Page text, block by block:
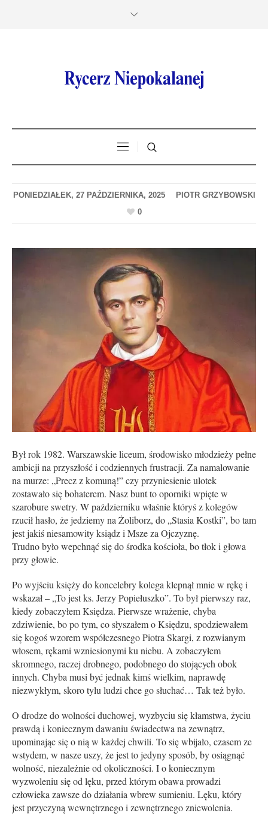
PONIEDZIAŁEK, 27 PAŹDZIERNIKA, 2025
0
Był rok 1982. Warszawskie liceum, środowisko młodzieży pełne
ambicji na przyszłość i codziennych frustracji. Za namalowanie
na murze: „Precz z komuną!” czy przyniesienie ulotek
zostawało się bohaterem. Nasz bunt to oporniki wpięte w
szarobure swetry. W październiku właśnie któryś z kolegów
rzucił hasło, że jedziemy na Żoliborz, do „Stasia Kostki”, bo tam
jest jakiś niesamowity ksiądz i Msze za Ojczyznę.
Trudno było wepchnąć się do środka kościoła, bo tłok i głowa
przy głowie.
Po wyjściu księży do koncelebry kolega klepnął mnie w rękę i
wskazał – „To jest ks. Jerzy Popiełuszko”. To był pierwszy raz,
kiedy zobaczyłem Księdza. Pierwsze wrażenie, chyba
zdziwienie, bo po tym, co słyszałem o Księdzu, spodziewałem
się kogoś wzorem współczesnego Piotra Skargi, z rozwianym
włosem, rękami wzniesionymi ku niebu. A zobaczyłem
skromnego, raczej drobnego, podobnego do stojących obok
innych. Chyba musi być jednak kimś wielkim, naprawdę
niezwykłym, skoro tylu ludzi chce go słuchać… Tak też było.
O drodze do wolności duchowej, wyzbyciu się kłamstwa, życiu
prawdą i koniecznym dawaniu świadectwa na zewnątrz,
upominając się o nią w każdej chwili. To się wbijało, czasem ze
wstydem, w nasze uszy, że jest to jedyny sposób, by osiągnąć
wolność, niezależnie od okoliczności. I o koniecznym
wyzwoleniu się od lęku, przed którym obawa prowadzi
człowieka zawsze do działania wbrew sumieniu. Lęku, który
jest przyczyną wewnętrznego i zewnętrznego zniewolenia.